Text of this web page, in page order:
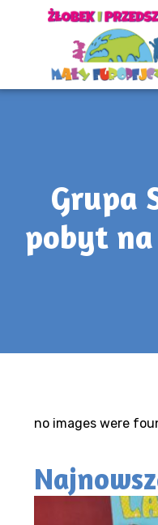
Grupa
pobyt
no images were